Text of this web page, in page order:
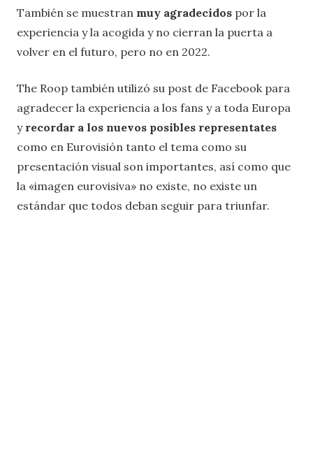
También se muestran muy agradecidos por la
experiencia y la acogida y no cierran la puerta a
volver en el futuro, pero no en 2022.
The Roop también utilizó su post de Facebook para
agradecer la experiencia a los fans y a toda Europa
y recordar a los nuevos posibles representates
como en Eurovisión tanto el tema como su
presentación visual son importantes, así como que
la «imagen eurovisiva» no existe, no existe un
estándar que todos deban seguir para triunfar.